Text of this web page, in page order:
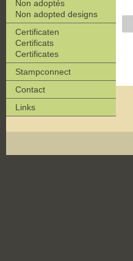
Non adoptés
Non adopted designs
Certificaten
Certificats
Certificates
Stampconnect
Contact
Links